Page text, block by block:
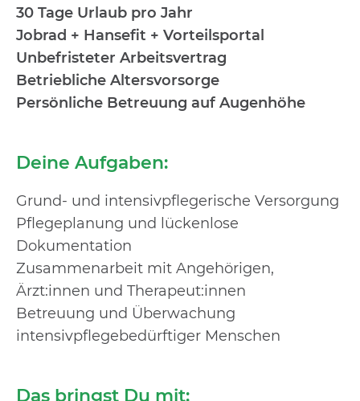
30 Tage Urlaub pro Jahr
Jobrad + Hansefit + Vorteilsportal
Unbefristeter Arbeitsvertrag
Betriebliche Altersvorsorge
Persönliche Betreuung auf Augenhöhe
Deine Aufgaben:
Grund- und intensivpflegerische Versorgung
Pflegeplanung und lückenlose
Dokumentation
Zusammenarbeit mit Angehörigen,
Ärzt:innen und Therapeut:innen
Betreuung und Überwachung
intensivpflegebedürftiger Menschen
Das bringst Du mit: